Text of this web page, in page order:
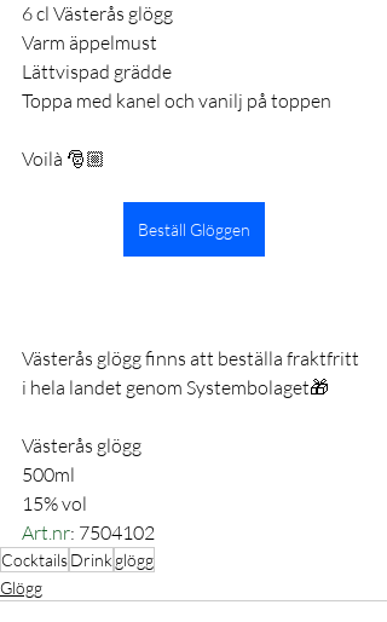
6 cl Västerås glögg
Varm äppelmust
Lättvispad grädde
Toppa med kanel och vanilj på toppen
Voilà 🎅🏼
Beställ Glöggen
Västerås glögg finns att beställa fraktfritt
i hela landet genom Systembolaget🎁
Västerås glögg
500ml
15% vol
Art.nr: 7504102
CocktailsDrink glögg
Glögg